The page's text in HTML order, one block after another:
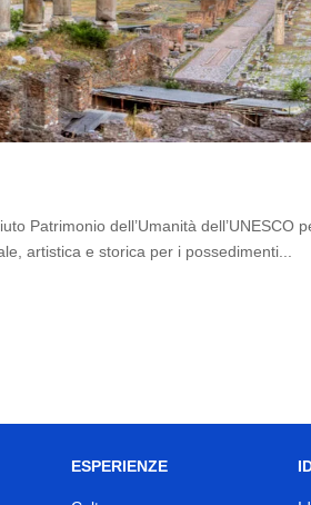
Patrimonio dell’Umanità dell’UNESCO
artistica e storica per i possedimenti...
ESPERIENZE